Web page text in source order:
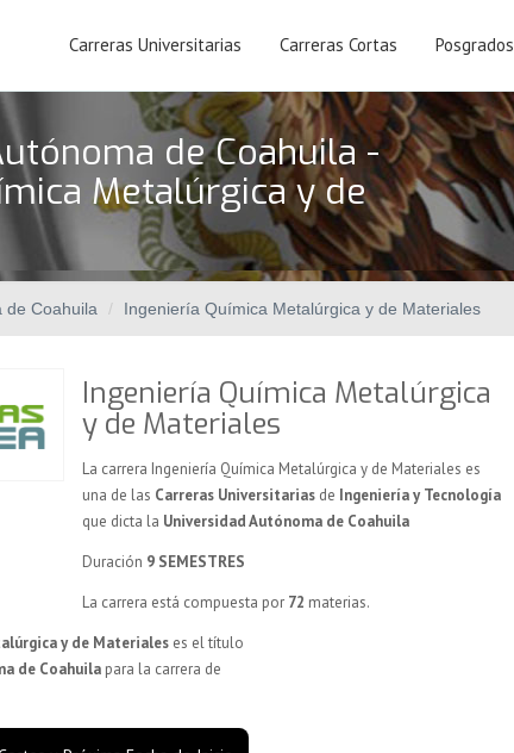
Carreras Universitarias Carreras Cortas Posgrados
de Coahuila -
Metalúrgica y de
de Coahuila Ingeniería Química Metalúrgica y de Materiales
Ingeniería Química Metalúrgica
y de Materiales
La carrera Ingeniería Química Metalúrgica y de Materiales es
una de las Carreras Universitarias de Ingeniería y Tecnología
que dicta la Universidad Autónoma de Coahuila
Duración 9 SEMESTRES
La carrera está compuesta por 72 materias.
y de Materiales es el título
de Coahuila para la carrera de